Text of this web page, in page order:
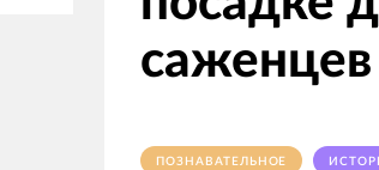
саженцев
ПОЗНАВАТЕЛЬНОЕ